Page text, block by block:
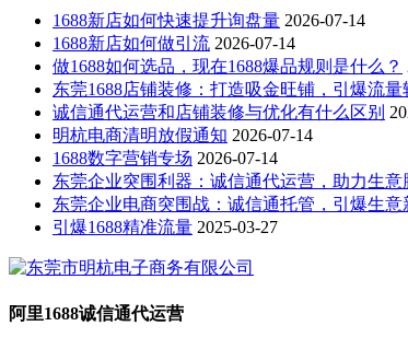
1688新店如何快速提升询盘量 2026-07-14
1688新店如何做引流 2026-07-14
做1688如何选品，现在1688爆品规则是什么？
东莞1688店铺装修：打造吸金旺铺，引爆流量
诚信通代运营和店铺装修与优化有什么区别
明杭电商清明放假通知 2026-07-14
1688数字营销专场 2026-07-14
东莞企业突围利器：诚信通代运营，助力生意
东莞企业电商突围战：诚信通托管，引爆生意
引爆1688精准流量 2025-03-27
阿里1688诚信通代运营